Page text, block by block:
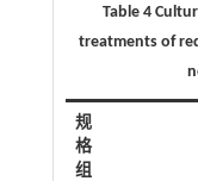
Table 4
treatments of
规
格
组